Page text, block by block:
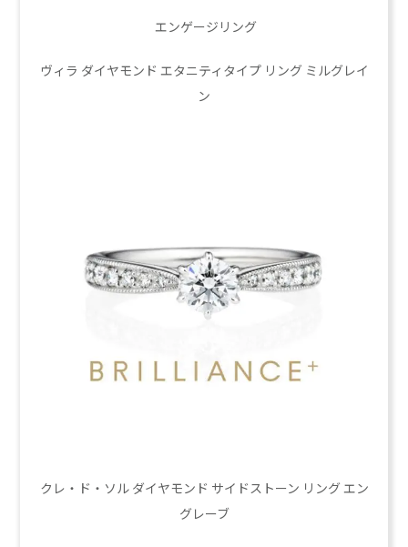
エンゲージリング
ヴィラ ダイヤモンド エタニティタイプ リング ミルグレイ
ン
クレ・ド・ソル ダイヤモンド サイドストーン リング エン
グレーブ